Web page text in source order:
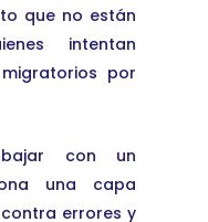
que no están
intentan
por
con un
una capa
errores y